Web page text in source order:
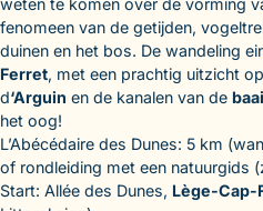
weten te komen over de vorming
fenomeen van de getijden,
duinen en het bos. De wandeling
Ferret, met een prachtig uitzicht
d‘Arguin en de kanalen van de
het oog!
L’Abécédaire des Dunes: 5 km
of rondleiding met een natuurgids
Start: Allée des Dunes, Lège-Cap-